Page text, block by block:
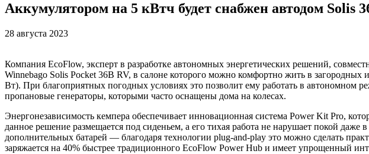
Аккумулятором на 5 кВтч будет снабжен автодом Solis
28 августа 2023
Компания EcoFlow, эксперт в разработке автономных энергетических решений,
Winnebago Solis Pocket 36B RV, в салоне которого можно комфортно жить в
Вт). При благоприятных погодных условиях это позволит ему работать в автономном
пропановые генераторы, которыми часто оснащены дома на колесах.
Энергонезависимость кемпера обеспечивает инновационная система Power Kit Pro,
данное решение размещается под сиденьем, а его тихая работа не нарушает покой
дополнительных батарей — благодаря технологии plug-and-play это можно сделать
заряжается на 40% быстрее традиционного EcoFlow Power Hub и имеет упрощенный